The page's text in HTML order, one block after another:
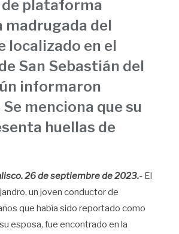
plataforma
madrugada del
localizado en el
San Sebastián del
informaron
menciona que su
huellas de
26 de septiembre de 2023.- El
un joven conductor de
que había sido reportado como
esposa, fue encontrado en la